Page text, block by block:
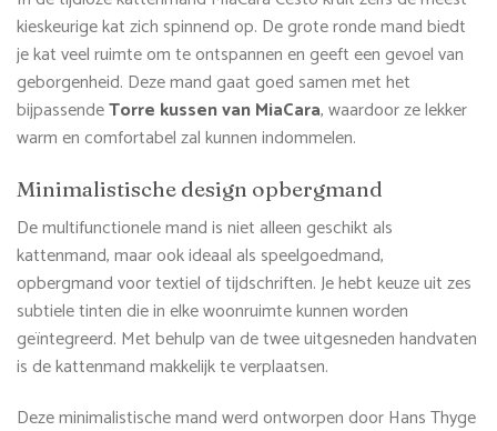
kieskeurige kat zich spinnend op. De grote ronde mand biedt
je kat veel ruimte om te ontspannen en geeft een gevoel van
geborgenheid. Deze mand gaat goed samen met het
bijpassendeTorre kussen van MiaCara, waardoor ze lekker
warm en comfortabel zal kunnen indommelen.
Minimalistische design opbergmand
De multifunctionele mand is niet alleen geschikt als
kattenmand, maar ook ideaal als speelgoedmand,
opbergmand voor textiel of tijdschriften. Je hebt keuze uit zes
subtiele tinten die in elke woonruimte kunnen worden
geïntegreerd. Met behulp van de twee uitgesneden handvaten
is de kattenmand makkelijk te verplaatsen.
Deze minimalistische mand werd ontworpen door Hans Thyge